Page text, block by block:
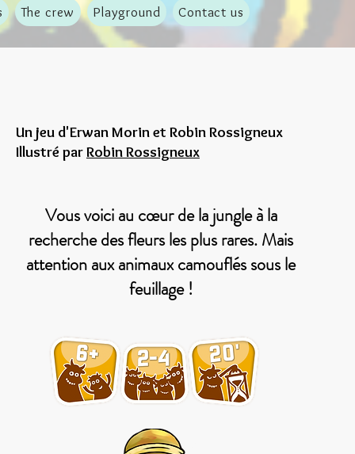
Un jeu d'Erwan Morin et Robin Rossigneux
Illustré parRobin Rossigneux
Vous voici au cœur de la jungle à la
recherche des fleurs les plus rares. Mais
attention aux animaux camouflés sous le
feuillage !
The crew Playground Contact us